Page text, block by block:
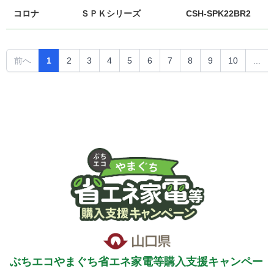
コロナ ＳＰＫシリーズ CSH-SPK22BR2
前へ 1 2 3 4 5 6 7 8 9 10
ぶちエコやまぐち省エネ家電等購入支援キャンペー